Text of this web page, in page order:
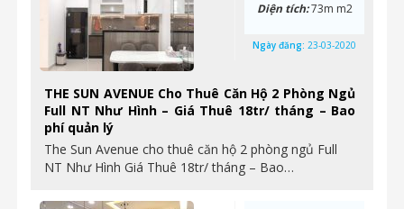
THE SUN AVENUE Cho Thuê Căn Hộ 2 Phòng Ngủ
Full NT Như Hình – Giá Thuê 18tr/ tháng – Bao
phí quản lý
The Sun Avenue cho thuê căn hộ 2 phòng ngủ Full
NT Như Hình Giá Thuê 18tr/ tháng – Bao…
Diện tích:73m m2
Ngày đăng: 23-03-2020